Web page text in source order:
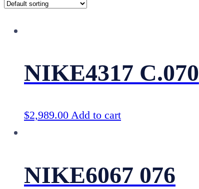
NIKE4317 C.070
$2,989.00 Add to cart
NIKE6067 076